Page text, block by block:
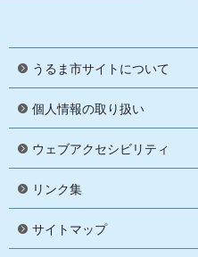
うるま市サイトについて
個人情報の取り扱い
ウェブアクセシビリティ
リンク集
サイトマップ